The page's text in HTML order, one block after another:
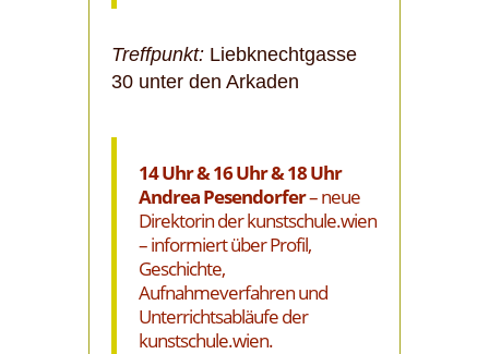
Treffpunkt:Liebknechtgasse
30 unter den Arkaden
14 Uhr & 16 Uhr & 18 Uhr
Andrea Pesendorfer– neue
Direktorin der kunstschule.wien
– informiert über Profil,
Geschichte,
Aufnahmeverfahren und
Unterrichtsabläufe der
kunstschule.wien.